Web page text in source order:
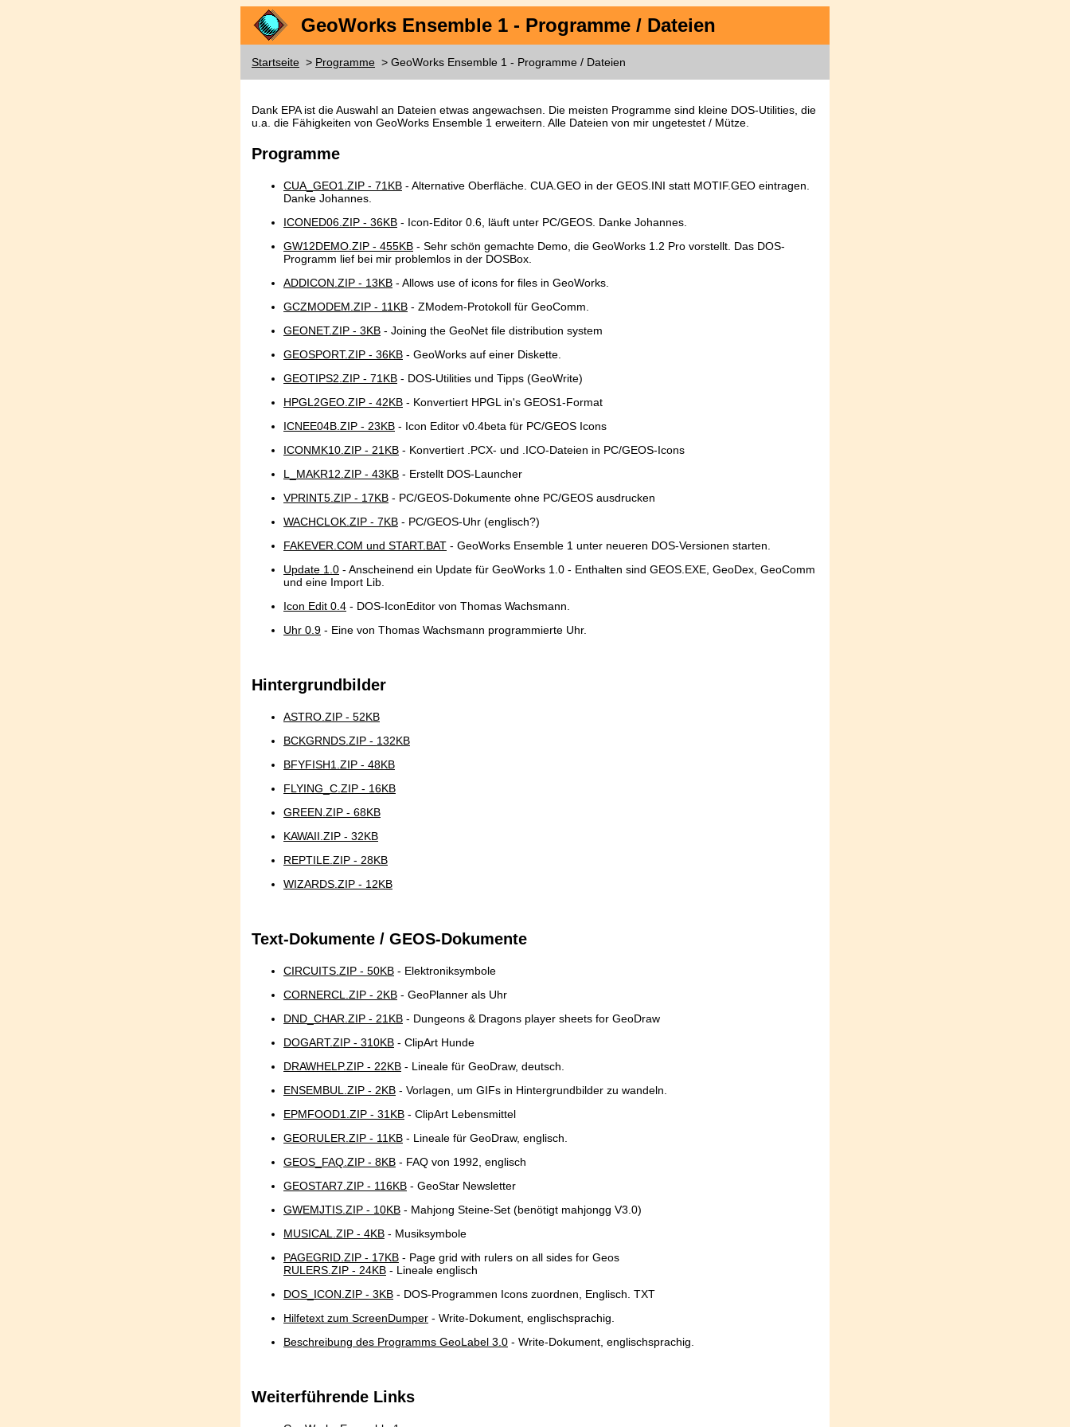
GeoWorks Ensemble 1 - Programme / Dateien
Startseite > Programme > GeoWorks Ensemble 1 - Programme / Dateien
Dank EPA ist die Auswahl an Dateien etwas angewachsen. Die meisten Programme sind kleine DOS-Utilities, die
u.a. die Fähigkeiten von GeoWorks Ensemble 1 erweitern. Alle Dateien von mir ungetestet / Mütze.
Programme
CUA_GEO1.ZIP - 71KB - Alternative Oberfläche. CUA.GEO in der GEOS.INI statt MOTIF.GEO eintragen.
Danke Johannes.
ICONED06.ZIP - 36KB - Icon-Editor 0.6, läuft unter PC/GEOS. Danke Johannes.
GW12DEMO.ZIP - 455KB - Sehr schön gemachte Demo, die GeoWorks 1.2 Pro vorstellt. Das DOS-
Programm lief bei mir problemlos in der DOSBox.
ADDICON.ZIP - 13KB - Allows use of icons for files in GeoWorks.
GCZMODEM.ZIP - 11KB - ZModem-Protokoll für GeoComm.
GEONET.ZIP - 3KB - Joining the GeoNet file distribution system
GEOSPORT.ZIP - 36KB - GeoWorks auf einer Diskette.
GEOTIPS2.ZIP - 71KB - DOS-Utilities und Tipps (GeoWrite)
HPGL2GEO.ZIP - 42KB - Konvertiert HPGL in's GEOS1-Format
ICNEE04B.ZIP - 23KB - Icon Editor v0.4beta für PC/GEOS Icons
ICONMK10.ZIP - 21KB - Konvertiert .PCX- und .ICO-Dateien in PC/GEOS-Icons
L_MAKR12.ZIP - 43KB - Erstellt DOS-Launcher
VPRINT5.ZIP - 17KB - PC/GEOS-Dokumente ohne PC/GEOS ausdrucken
WACHCLOK.ZIP - 7KB - PC/GEOS-Uhr (englisch?)
FAKEVER.COM und START.BAT - GeoWorks Ensemble 1 unter neueren DOS-Versionen starten.
Update 1.0 - Anscheinend ein Update für GeoWorks 1.0 - Enthalten sind GEOS.EXE, GeoDex, GeoComm
und eine Import Lib.
Icon Edit 0.4 - DOS-IconEditor von Thomas Wachsmann.
Uhr 0.9 - Eine von Thomas Wachsmann programmierte Uhr.
Hintergrundbilder
ASTRO.ZIP - 52KB
BCKGRNDS.ZIP - 132KB
BFYFISH1.ZIP - 48KB
FLYING_C.ZIP - 16KB
GREEN.ZIP - 68KB
KAWAII.ZIP - 32KB
REPTILE.ZIP - 28KB
WIZARDS.ZIP - 12KB
Text-Dokumente / GEOS-Dokumente
CIRCUITS.ZIP - 50KB - Elektroniksymbole
CORNERCL.ZIP - 2KB - GeoPlanner als Uhr
DND_CHAR.ZIP - 21KB - Dungeons & Dragons player sheets for GeoDraw
DOGART.ZIP - 310KB - ClipArt Hunde
DRAWHELP.ZIP - 22KB - Lineale für GeoDraw, deutsch.
ENSEMBUL.ZIP - 2KB - Vorlagen, um GIFs in Hintergrundbilder zu wandeln.
EPMFOOD1.ZIP - 31KB - ClipArt Lebensmittel
GEORULER.ZIP - 11KB - Lineale für GeoDraw, englisch.
GEOS_FAQ.ZIP - 8KB - FAQ von 1992, englisch
GEOSTAR7.ZIP - 116KB - GeoStar Newsletter
GWEMJTIS.ZIP - 10KB - Mahjong Steine-Set (benötigt mahjongg V3.0)
MUSICAL.ZIP - 4KB - Musiksymbole
PAGEGRID.ZIP - 17KB - Page grid with rulers on all sides for Geos
RULERS.ZIP - 24KB - Lineale englisch
DOS_ICON.ZIP - 3KB - DOS-Programmen Icons zuordnen, Englisch. TXT
Hilfetext zum ScreenDumper - Write-Dokument, englischsprachig.
Beschreibung des Programms GeoLabel 3.0 - Write-Dokument, englischsprachig.
Weiterführende Links